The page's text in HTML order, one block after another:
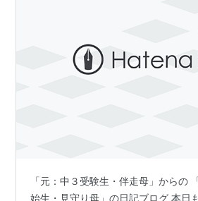
「元：中３受験生・伴走母」からの
始生・見守り母」の日記ブログ 本日